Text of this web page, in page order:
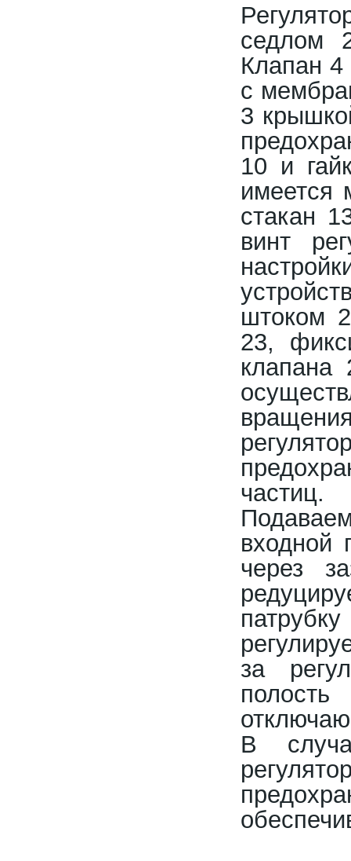
седлом
Клапан 4
с
3
10 и
имеется
стакан
винт
штоком
23,
клапана
частиц.
входной
через
за
В